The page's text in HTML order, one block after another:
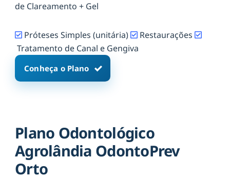
de Clareamento + Gel
Próteses Simples (unitária)
Restaurações
Tratamento de Canal e Gengiva
Conheça o Plano
Plano Odontológico
Agrolândia OdontoPrev
Orto